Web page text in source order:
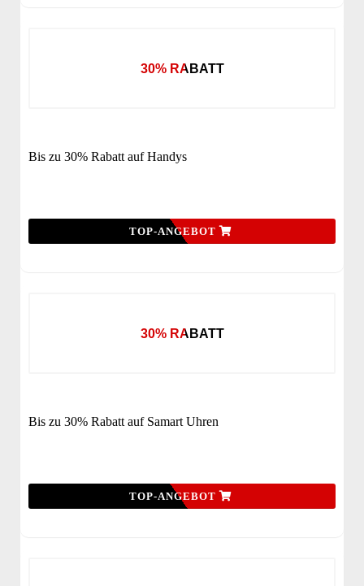
30% RABATT
Bis zu 30% Rabatt auf Handys
TOP-ANGEBOT
30% RABATT
Bis zu 30% Rabatt auf Samart Uhren
TOP-ANGEBOT